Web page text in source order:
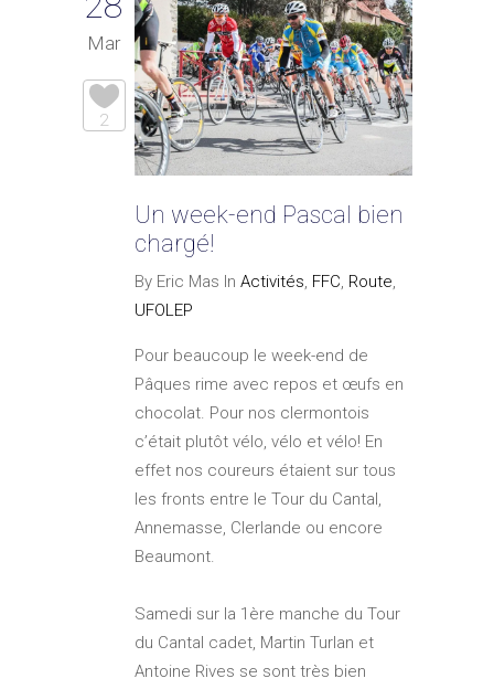
Mar
2
Un week-end Pascal bien
chargé!
By Eric Mas In Activités, FFC, Route,
UFOLEP
Pour beaucoup le week-end de
Pâques rime avec repos et œufs en
chocolat. Pour nos clermontois
c’était plutôt vélo, vélo et vélo! En
effet nos coureurs étaient sur tous
les fronts entre le Tour du Cantal,
Annemasse, Clerlande ou encore
Beaumont.
Samedi sur la 1ère manche du Tour
du Cantal cadet, Martin Turlan et
Antoine Rives se sont très bien